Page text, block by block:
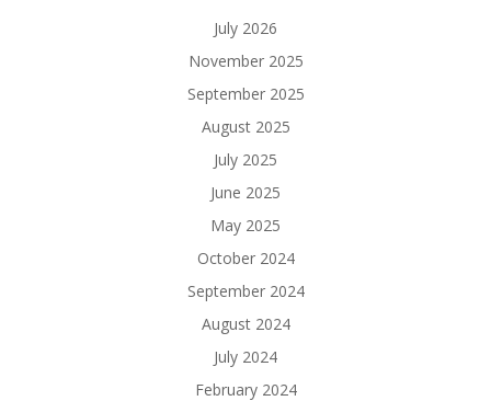
July 2026
November 2025
September 2025
August 2025
July 2025
June 2025
May 2025
October 2024
September 2024
August 2024
July 2024
February 2024